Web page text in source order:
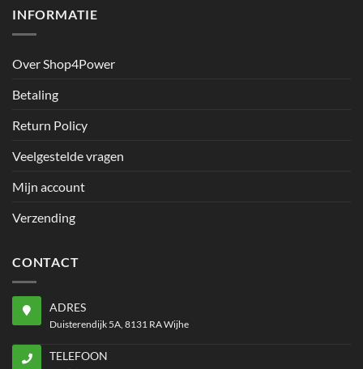
INFORMATIE
Over Shop4Power
Betaling
Return Policy
Veelgestelde vragen
Mijn account
Verzending
CONTACT
ADRES
Duisterendijk 5A, 8131 RA Wijhe
TELEFOON